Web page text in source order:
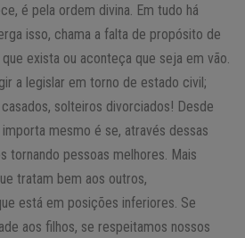
é pela ordem divina. Em tudo há
isso, chama a falta de propósito de
exista ou aconteça que seja em vão.
a legislar em torno de estado civil;
solteiros divorciados! Desde
mesmo é se, através dessas
tornando pessoas melhores. Mais
tratam bem aos outros,
está em posições inferiores. Se
aos filhos, se respeitamos nossos